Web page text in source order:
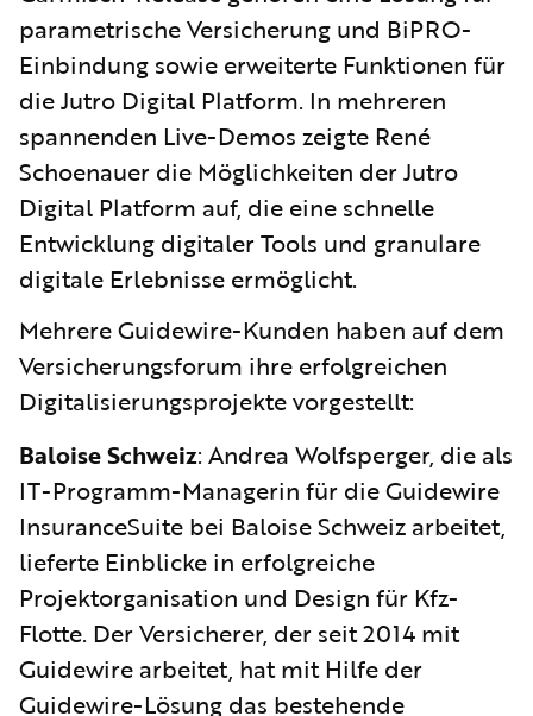
parametrische Versicherung und BiPRO-
Einbindung sowie erweiterte Funktionen für
die Jutro Digital Platform. In mehreren
spannenden Live-Demos zeigte René
Schoenauer die Möglichkeiten der Jutro
Digital Platform auf, die eine schnelle
Entwicklung digitaler Tools und granulare
digitale Erlebnisse ermöglicht.
Mehrere Guidewire-Kunden haben auf dem
Versicherungsforum ihre erfolgreichen
Digitalisierungsprojekte vorgestellt:
Baloise Schweiz: Andrea Wolfsperger, die als
IT-Programm-Managerin für die Guidewire
InsuranceSuite bei Baloise Schweiz arbeitet,
lieferte Einblicke in erfolgreiche
Projektorganisation und Design für Kfz-
Flotte. Der Versicherer, der seit 2014 mit
Guidewire arbeitet, hat mit Hilfe der
Guidewire-Lösung das bestehende